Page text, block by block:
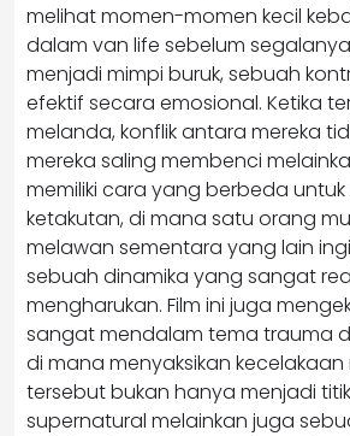
melihat momen-momen kecil
dalam van life sebelum
menjadi mimpi buruk, sebuah
efektif secara emosional. Ketika
melanda, konflik antara mereka
mereka saling membenci
memiliki cara yang berbeda
ketakutan, di mana satu orang
melawan sementara yang lain
sebuah dinamika yang sangat
mengharukan. Film ini juga
sangat mendalam tema trauma
di mana menyaksikan kecelakaan
tersebut bukan hanya menjadi
supernatural melainkan juga